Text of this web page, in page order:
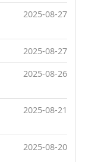
2025-08-27
2025-08-27
2025-08-26
2025-08-21
2025-08-20